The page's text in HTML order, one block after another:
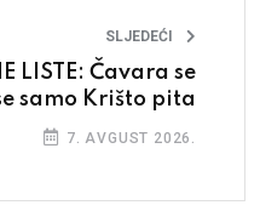
SLJEDEĆI
LISTE: Čavara se
samo Krišto pita
7. AVGUST 2026.